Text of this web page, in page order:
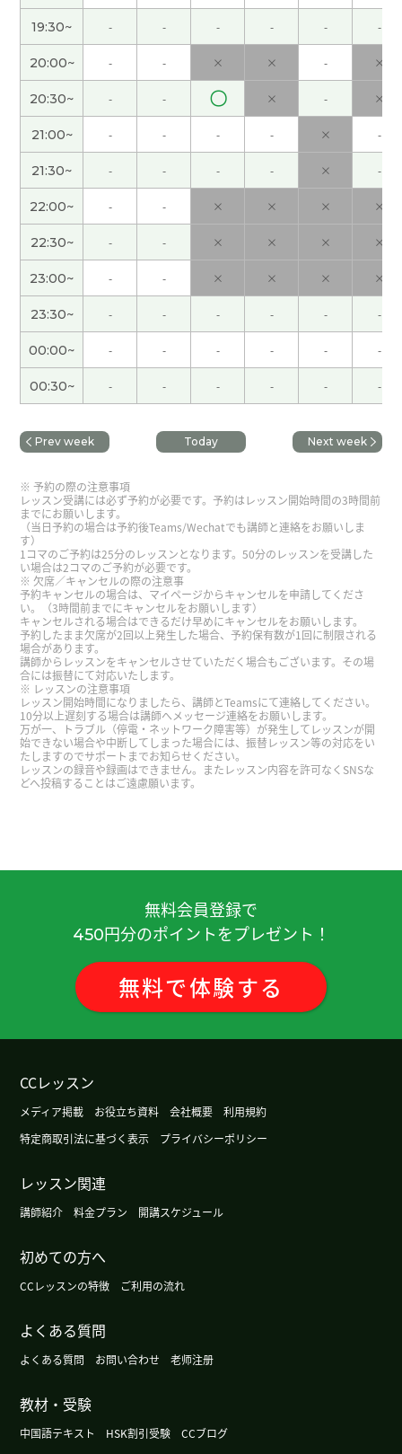
お気遣いありがとうございます😊ゆっくり休みま
すー🥰
非常感謝 下次見 ( 40代 男性 )
我觉得习惯听老师语速的话听懂别的老师的话。我
让外孙子喜欢看书。看书是很好的爱好。下次见
吧。( 男性 )
お陰様で文法も楽々 💪😊💪( 40代 男性 )
ありがとうございました。
最近お互い仕事が忙しいですね。 お互い頑張りま
しょう。
ありがとうございました😆✨また会いましょう！(
40代 女性 )
工作也很忙，如果有各种各样的计划的话会很辛苦
💦 互相不要勉强度过吧!( 40代 女性 )
今天的表情感觉身体不太好，所以非常担心。季节
交替的时候身体容易垮掉，所以请互相保重身体🙏
40代 女性 )
お気遣いありがとうございます！ また楽しくレッ
スンできることを楽しみにしてます！( 40代 女性 )
本当にいつもありがとうございます🌟( 40代 男性 )
今天也非常感谢! 没有打印文本给您添麻烦了。期待
再次相见的日子而努力!( 40代 女性 )
今天谈到了麻辣担!下次去中国旅行的话，请一定带
我去好吃的地方☺️ ✨( 40代 女性 )
非常感謝 下次見( 40代 男性 )
最近，因为也有教科书上的菜单内容，所以聊了很
多关于饮食的话题!医生您最近也很累，请好好休
息。( 40代 女性 )
我也是一直坦率地和我说话的老师是我最大的安慰
☺️ ✨学习不刻苦是不行的地方，但是从不经意的对
话中学到了很多东西，所以我想吸取各种各样的东
生很长，所以不要勉强自己度过吧☺️ ✨ 期待着再次
一直以来非常感谢。 请不要在意时间的变更! 工作很
感谢一直以来愉快的课程!期待再次见面!
感谢一直以来愉快的课程!期待再次见面!
19:30~ - - - - - -
20:00~ - - × × - ×
20:30~ - - 〇 × - ×
21:00~ - - - - × -
21:30~ - - - - × -
22:00~ - - × × × ×
22:30~ - - × × × ×
23:00~ - - × × × ×
23:30~ - - - - - -
00:00~ - - - - - -
00:30~ - - - - - -
Prev week Today Next week
予約の際の注意事項
レッスン受講には必ず予約が必要です。予約はレッスン開始時間の3時間前
までにお願いします。
（当日予約の場合は予約後Teams/Wechatでも講師と連絡をお願いしま
す）
1コマのご予約は25分のレッスンとなります。50分のレッスンを受講した
い場合は2コマのご予約が必要です。
欠席／キャンセルの際の注意事
予約キャンセルの場合は、マイページからキャンセルを申請してくださ
い。（3時間前までにキャンセルをお願いします）
キャンセルされる場合はできるだけ早めにキャンセルをお願いします。
予約したまま欠席が2回以上発生した場合、予約保有数が1回に制限される
場合があります。
講師からレッスンをキャンセルさせていただく場合もございます。その場
合には振替にて対応いたします。
レッスンの注意事項
レッスン開始時間になりましたら、講師とTeamsにて連絡してください。
10分以上遅刻する場合は講師へメッセージ連絡をお願いします。
万が一、トラブル（停電・ネットワーク障害等）が発生してレッスンが開
始できない場合や中断してしまった場合には、振替レッスン等の対応をい
たしますのでサポートまでお知らせください。
レッスンの録音や録画はできません。またレッスン内容を許可なくSNSな
どへ投稿することはご遠慮願います。
無料会員登録で
450円分のポイントをプレゼント！
無料で体験する
CCレッスン
メディア掲載 お役立ち資料 会社概要
利用規約
特定商取引法に基づく表示
プライバシーポリシー
レッスン関連
講師紹介 料金プラン 開講スケジュール
初めての方へ
CCレッスンの特徴 ご利用の流れ
よくある質問
よくある質問 お問い合わせ 老师注册
教材・受験
中国語テキスト HSK割引受験 CCブログ